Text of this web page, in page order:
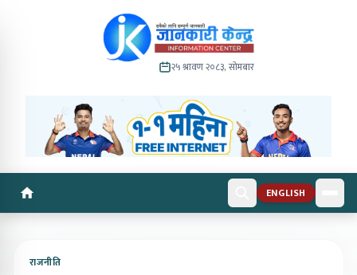
२५ श्रावण २०८३, सोमबार
ENGLISH
राजनीति